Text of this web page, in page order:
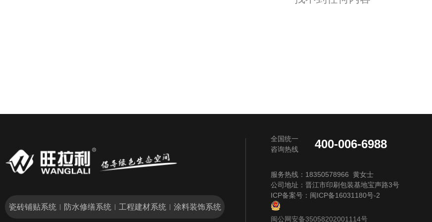
瓷砖铺贴系统 防水修缮系统 工程建材系统 涂料装饰系统
全国统一
咨询热线
400-006-6988
服务热线：18350578966 黄女士
公司地址：晋江市印刷包装基地宝声路3号
ICP备案号： 闽ICP备16031180号-2
闽公网安备35058202001114号